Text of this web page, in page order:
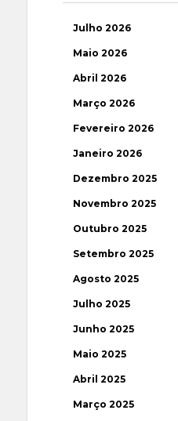
Julho 2026
Maio 2026
Abril 2026
Março 2026
Fevereiro 2026
Janeiro 2026
Dezembro 2025
Novembro 2025
Outubro 2025
Setembro 2025
Agosto 2025
Julho 2025
Junho 2025
Maio 2025
Abril 2025
Março 2025